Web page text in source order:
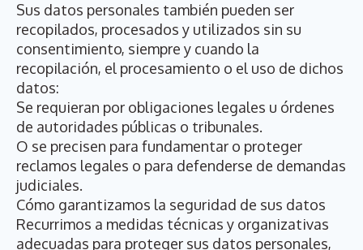
Sus datos personales también pueden ser
recopilados, procesados y utilizados sin su
consentimiento, siempre y cuando la
recopilación, el procesamiento o el uso de dichos
datos:
Se requieran por obligaciones legales u órdenes
de autoridades públicas o tribunales.
O se precisen para fundamentar o proteger
reclamos legales o para defenderse de demandas
judiciales.
Cómo garantizamos la seguridad de sus datos
Recurrimos a medidas técnicas y organizativas
adecuadas para proteger sus datos personales,